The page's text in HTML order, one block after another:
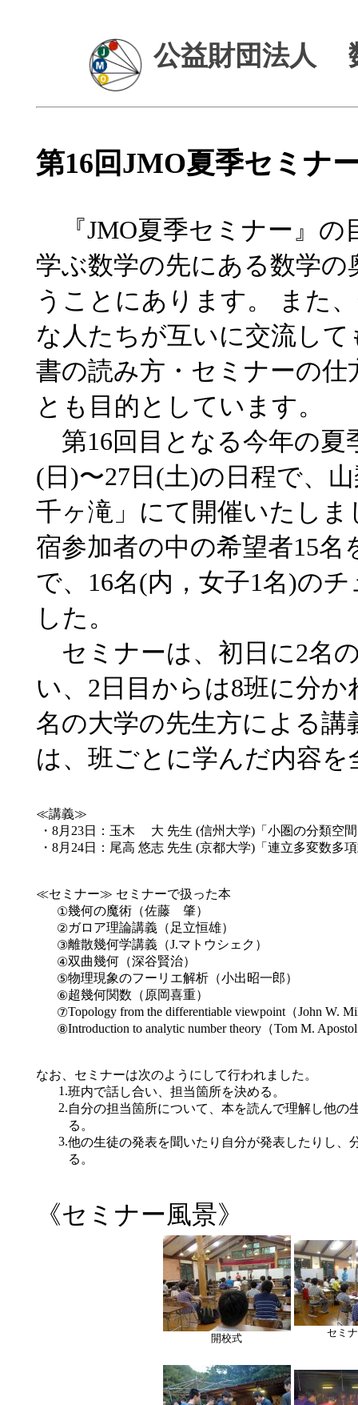
公益財団法人
第16回JMO夏季セミナ
『JMO夏季セミナー』の
学ぶ数学の先にある数学
うことにあります。 また
な人たちが互いに交流し
書の読み方・セミナーの
とも目的としています。
第16回目となる今年の夏
(日)〜27日(土)の日程で、
千ヶ滝」にて開催いたし
宿参加者の中の希望者15名
で、16名(内，女子1名)の
した。
セミナーは、初日に2名
い、2日目からは8班に分
名の大学の先生方による
は、班ごとに学んだ内容
≪講義≫
・ 8月23日：玉木 大 先生 (信州大学)「小圏の分類空
・ 8月24日：尾高 悠志 先生 (京都大学)「連立多変数多
≪セミナー≫ セミナーで扱った本
①幾何の魔術（佐藤 肇）
②ガロア理論講義（足立恒雄）
③離散幾何学講義（J.マトウシェク）
④双曲幾何（深谷賢治）
⑤物理現象のフーリエ解析（小出昭一郎）
⑥超幾何関数（原岡喜重）
⑦Topology from the differentiable viewpoint（John W.
⑧Introduction to analytic number theory（Tom M.
なお、セミナーは次のようにして行われました。
1.班内で話し合い、担当箇所を決める。
2.自分の担当箇所について、本を読んで理解し他
る。
3.他の生徒の発表を聞いたり自分が発表したりし
る。
《セミナー風景》
開校式 セミ